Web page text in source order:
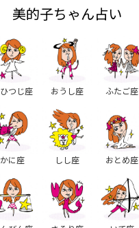
美的子ちゃん占い
つじ座 おうし座 ふたご座
かに座 しし座 おとめ座